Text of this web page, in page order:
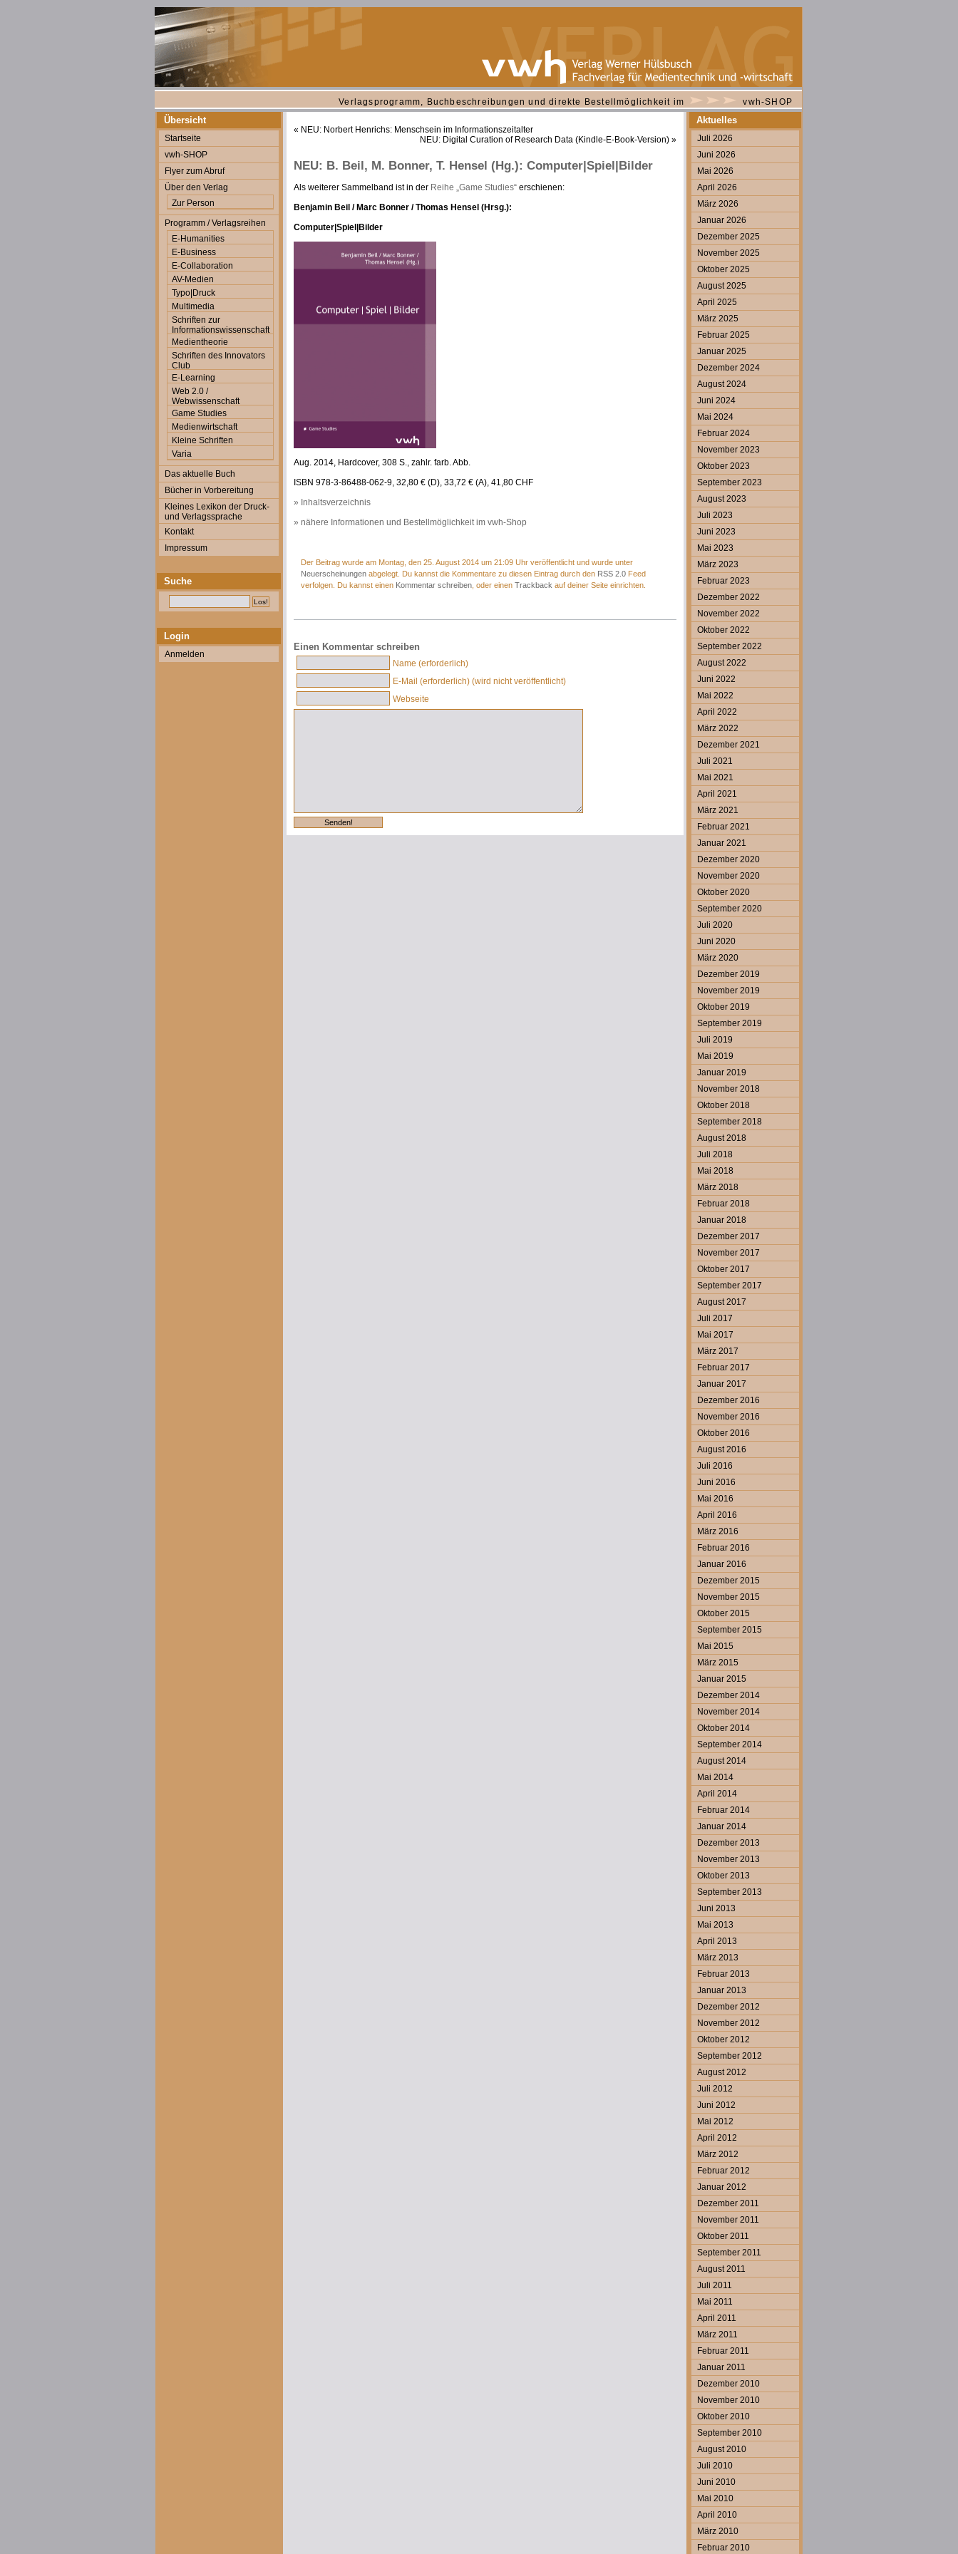
Verlagsprogramm, Buchbeschreibungen und direkte Bestellmöglichkeit im vwh-SHOP
Übersicht
Startseite
vwh-SHOP
Flyer zum Abruf
Über den Verlag
Zur Person
Programm / Verlagsreihen
E-Humanities
E-Business
E-Collaboration
AV-Medien
Typo|Druck
Multimedia
Schriften zur
Informationswissenschaft
Medientheorie
Schriften des Innovators
Club
E-Learning
Web 2.0 /
Webwissenschaft
Game Studies
Medienwirtschaft
Kleine Schriften
Varia
Das aktuelle Buch
Bücher in Vorbereitung
Kleines Lexikon der Druck-
und Verlagssprache
Kontakt
Impressum
Suche
Login
Anmelden
« NEU: Norbert Henrichs: Menschsein im Informationszeitalter
NEU: Digital Curation of Research Data (Kindle-E-Book-Version) »
NEU: B. Beil, M. Bonner, T. Hensel (Hg.): Computer|Spiel|Bilder
Als weiterer Sammelband ist in der Reihe „Game Studies“ erschienen:
Benjamin Beil / Marc Bonner / Thomas Hensel (Hrsg.):
Computer|Spiel|Bilder
Aug. 2014, Hardcover, 308 S., zahlr. farb. Abb.
ISBN 978-3-86488-062-9, 32,80 € (D), 33,72 € (A), 41,80 CHF
» Inhaltsverzeichnis
» nähere Informationen und Bestellmöglichkeit im vwh-Shop
Der Beitrag wurde am Montag, den 25. August 2014 um 21:09 Uhr veröffentlicht und wurde unter
Neuerscheinungen abgelegt. Du kannst die Kommentare zu diesen Eintrag durch den RSS 2.0 Feed
verfolgen. Du kannst einen Kommentar schreiben , oder einen Trackback auf deiner Seite einrichten.
Einen Kommentar schreiben
Name (erforderlich)
E-Mail (erforderlich) (wird nicht veröffentlicht)
Webseite
Aktuelles
Juli 2026
Juni 2026
Mai 2026
April 2026
März 2026
Januar 2026
Dezember 2025
November 2025
Oktober 2025
August 2025
April 2025
März 2025
Februar 2025
Januar 2025
Dezember 2024
August 2024
Juni 2024
Mai 2024
Februar 2024
November 2023
Oktober 2023
September 2023
August 2023
Juli 2023
Juni 2023
Mai 2023
März 2023
Februar 2023
Dezember 2022
November 2022
Oktober 2022
September 2022
August 2022
Juni 2022
Mai 2022
April 2022
März 2022
Dezember 2021
Juli 2021
Mai 2021
April 2021
März 2021
Februar 2021
Januar 2021
Dezember 2020
November 2020
Oktober 2020
September 2020
Juli 2020
Juni 2020
März 2020
Dezember 2019
November 2019
Oktober 2019
September 2019
Juli 2019
Mai 2019
Januar 2019
November 2018
Oktober 2018
September 2018
August 2018
Juli 2018
Mai 2018
März 2018
Februar 2018
Januar 2018
Dezember 2017
November 2017
Oktober 2017
September 2017
August 2017
Juli 2017
Mai 2017
März 2017
Februar 2017
Januar 2017
Dezember 2016
November 2016
Oktober 2016
August 2016
Juli 2016
Juni 2016
Mai 2016
April 2016
März 2016
Februar 2016
Januar 2016
Dezember 2015
November 2015
Oktober 2015
September 2015
Mai 2015
März 2015
Januar 2015
Dezember 2014
November 2014
Oktober 2014
September 2014
August 2014
Mai 2014
April 2014
Februar 2014
Januar 2014
Dezember 2013
November 2013
Oktober 2013
September 2013
Juni 2013
Mai 2013
April 2013
März 2013
Februar 2013
Januar 2013
Dezember 2012
November 2012
Oktober 2012
September 2012
August 2012
Juli 2012
Juni 2012
Mai 2012
April 2012
März 2012
Februar 2012
Januar 2012
Dezember 2011
November 2011
Oktober 2011
September 2011
August 2011
Juli 2011
Mai 2011
April 2011
März 2011
Februar 2011
Januar 2011
Dezember 2010
November 2010
Oktober 2010
September 2010
August 2010
Juli 2010
Juni 2010
Mai 2010
April 2010
März 2010
Februar 2010